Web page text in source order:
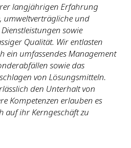
langjährigen Erfahrung
umweltverträgliche und
sowie
Qualität. Wir entlasten
ein umfassendes Management
sowie das
von Lösungsmitteln.
den Unterhalt von
Kompetenzen erlauben es
auf ihr Kerngeschäft zu